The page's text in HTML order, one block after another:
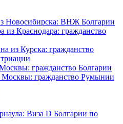
Новосибирска: ВНЖ Болгарии
из Краснодара: гражданство
из Курска: гражданство
гражданство Болгарии
гражданство Румынии
Виза D Болгарии по